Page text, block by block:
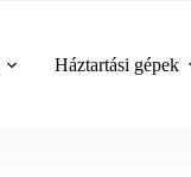
Háztartási gépek